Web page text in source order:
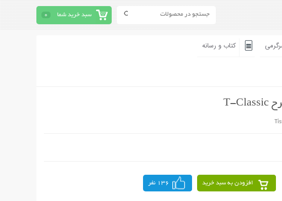
سبد خرید شما 0
کتاب و رسانه
افزودن به سبد خرید 136 نفر